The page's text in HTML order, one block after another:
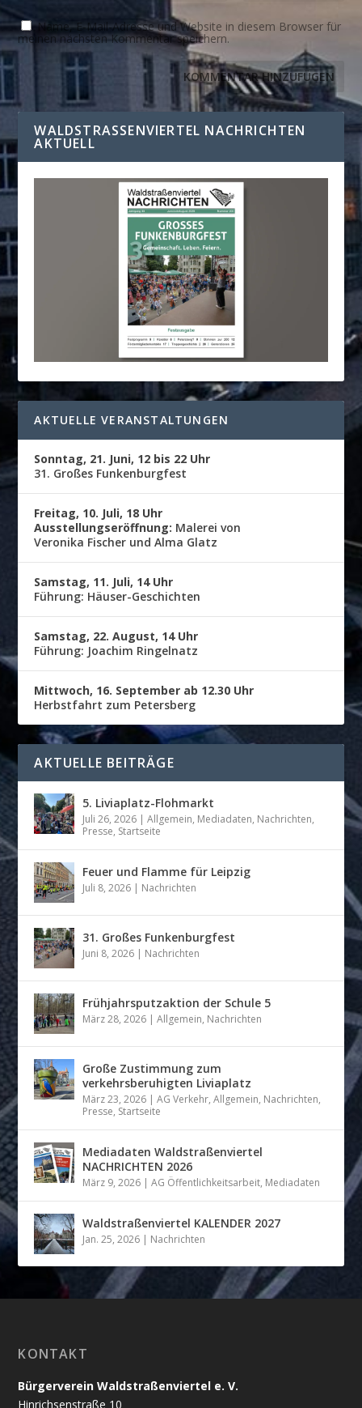
Name, E-Mail-Adresse und Website in diesem Browser für
meinen nächsten Kommentar speichern.
WALDSTRASSENVIERTEL NACHRICHTEN A
KTUELL
AKTUELLE VERANSTALTUNGEN
Sonntag, 21. Juni, 12 bis 22 Uhr
31. Großes Funkenburgfest
Freitag, 10. Juli, 18 Uhr
Ausstellungseröffnung: Malerei von
Veronika Fischer und Alma Glatz
Samstag, 11. Juli, 14 Uhr
Führung: Häuser-Geschichten
Samstag, 22. August, 14 Uhr
Führung: Joachim Ringelnatz
Mittwoch, 16. September ab 12.30 Uhr
Herbstfahrt zum Petersberg
AKTUELLE BEITRÄGE
5. Liviaplatz-Flohmarkt
Juli 26, 2026 |Allgemein, Mediadaten, Nachrichten,
Presse, Startseite
Feuer und Flamme für Leipzig
Juli 8, 2026 | Nachrichten
31. Großes Funkenburgfest
Juni 8, 2026 | Nachrichten
Frühjahrsputzaktion der Schule 5
März 28, 2026 |Allgemein, Nachrichten
Große Zustimmung zum
verkehrsberuhigten Liviaplatz
März 23, 2026 |AG Verkehr,Allgemein, Nachrichten,
Presse, Startseite
Mediadaten Waldstraßenviertel
NACHRICHTEN 2026
März 9, 2026 |AG Öffentlichkeitsarbeit, Mediadaten
Waldstraßenviertel KALENDER 2027
Jan. 25, 2026 | Nachrichten
KONTAKT
Bürgerverein Waldstraßenviertel e. V.
Hinrichsenstraße 10